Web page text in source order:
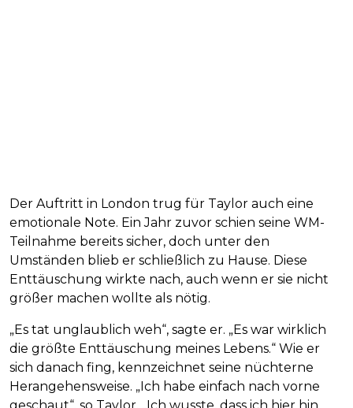
Der Auftritt in London trug für Taylor auch eine
emotionale Note. Ein Jahr zuvor schien seine WM-
Teilnahme bereits sicher, doch unter den
Umständen blieb er schließlich zu Hause. Diese
Enttäuschung wirkte nach, auch wenn er sie nicht
größer machen wollte als nötig.
„Es tat unglaublich weh“, sagte er. „Es war wirklich
die größte Enttäuschung meines Lebens.“ Wie er
sich danach fing, kennzeichnet seine nüchterne
Herangehensweise. „Ich habe einfach nach vorne